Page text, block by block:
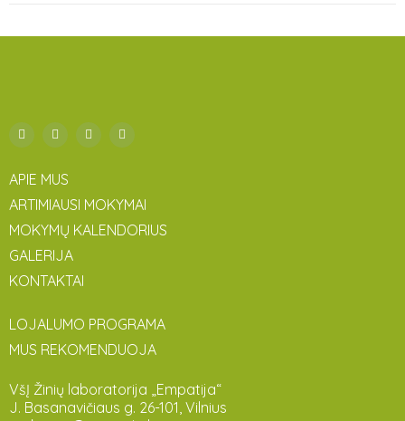
APIE MUS
ARTIMIAUSI MOKYMAI
MOKYMŲ KALENDORIUS
GALERIJA
KONTAKTAI
LOJALUMO PROGRAMA
MUS REKOMENDUOJA
VšĮ Žinių laboratorija „Empatija“
J. Basanavičiaus g. 26-101, Vilnius